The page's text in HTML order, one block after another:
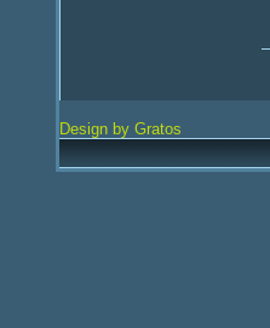
Design by Gratos